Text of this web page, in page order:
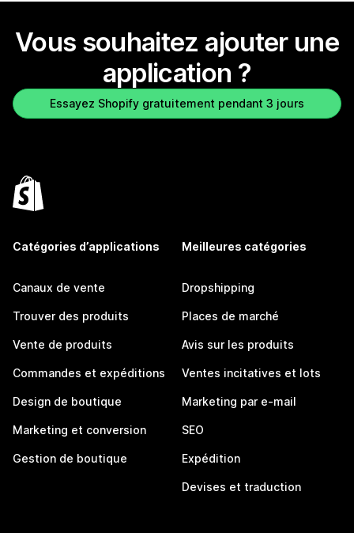
Vous souhaitez ajouter une
application ?
Essayez Shopify gratuitement pendant 3 jours
Catégories d’applications
Canaux de vente
Trouver des produits
Vente de produits
Commandes et expéditions
Design de boutique
Marketing et conversion
Gestion de boutique
Meilleures catégories
Dropshipping
Places de marché
Avis sur les produits
Ventes incitatives et lots
Marketing par e-mail
SEO
Expédition
Devises et traduction